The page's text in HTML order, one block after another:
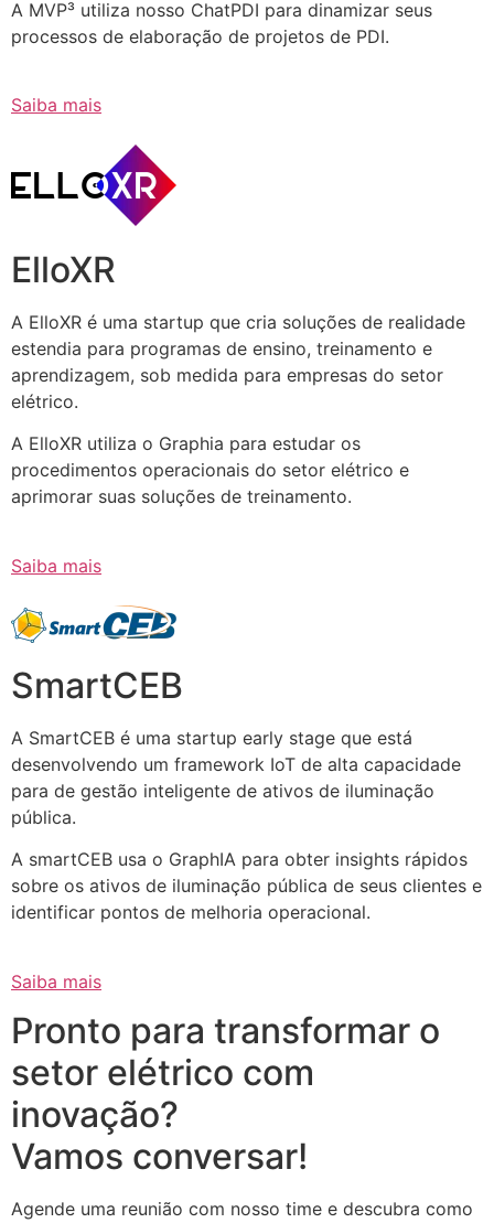
A MVP³ utiliza nosso ChatPDI para dinamizar seus
processos de elaboração de projetos de PDI.
Saiba mais
ElloXR
A ElloXR é uma startup que cria soluções de realidade
estendia para programas de ensino, treinamento e
aprendizagem, sob medida para empresas do setor
elétrico.
A ElloXR utiliza o Graphia para estudar os
procedimentos operacionais do setor elétrico e
aprimorar suas soluções de treinamento.
Saiba mais
SmartCEB
A SmartCEB é uma startup early stage que está
desenvolvendo um framework IoT de alta capacidade
para de gestão inteligente de ativos de iluminação
pública.
A smartCEB usa o GraphIA para obter insights rápidos
sobre os ativos de iluminação pública de seus clientes e
identificar pontos de melhoria operacional.
Saiba mais
Pronto para transformar o
setor elétrico com
inovação?
Vamos conversar!
Agende uma reunião com nosso time e descubra como